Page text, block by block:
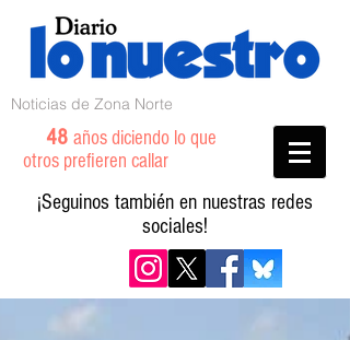
Noticias de Zona Norte
48 años diciendo lo que
otros prefieren callar
¡Seguinos también en nuestras redes
sociales!